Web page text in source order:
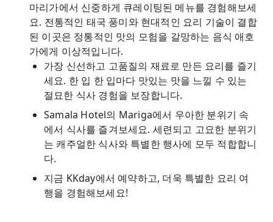
마리가에서 신중하게 큐레이팅된 메뉴를 경험해보세
요. 전통적인 태국 풍미와 현대적인 요리 기술이 결합
된 이곳은 정통적인 맛의 모험을 갈망하는 음식 애호
가에게 이상적입니다.
가장 신선하고 고품질의 재료로 만든 요리를 즐기
세요. 한 입 한 입마다 맛있는 맛을 느낄 수 있는
절묘한 식사 경험을 보장합니다.
Samala Hotel의 Mariga에서 우아한 분위기 속
에서 식사를 즐겨보세요. 세련되고 고요한 분위기
는 캐주얼한 식사와 특별한 행사에 모두 적합합니
다.
지금 KKday에서 예약하고, 더욱 특별한 요리 여
행을 경험해보세요!